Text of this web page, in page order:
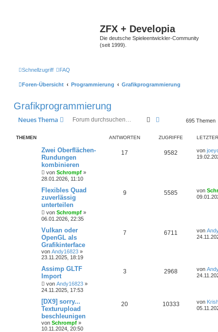
ZFX + Developia
Die deutsche Spieleentwickler-Community
(seit 1999).
Schnellzugriff FAQ
Foren-Übersicht Programmierung Grafikprogrammierung
Grafikprogrammierung
Neues Thema SucheErweiterte Suche
695 Themen
THEMEN ANTWORTEN ZUGRIFFE
Zwei Oberflächen-
Rundungen
kombinieren
von Schrompf »
28.01.2026, 11:10
17 9582 von
Flexibles Quad
zuverlässig
unterteilen
von Schrompf »
06.01.2026, 22:35
9 5585 von
Vulkan oder
OpenGL als
Grafikinterface
von Andy16823 »
23.11.2025, 18:19
7 6711 von
Assimp GLTF
Import
von Andy16823 »
24.11.2025, 17:53
3 2968 von
[DX9] sorry...
Texturupload
beschleunigen
von Schrompf »
10.11.2024, 20:50
20 10333 von